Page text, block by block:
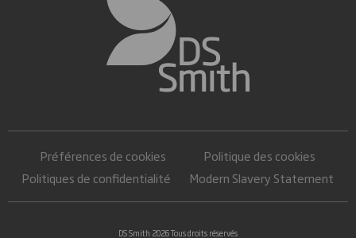
Préférences de cookies
Politique des cookies
Politiques de confidentialité
Modern Slavery Statement
DS Smith 2026 Tous droits réservés